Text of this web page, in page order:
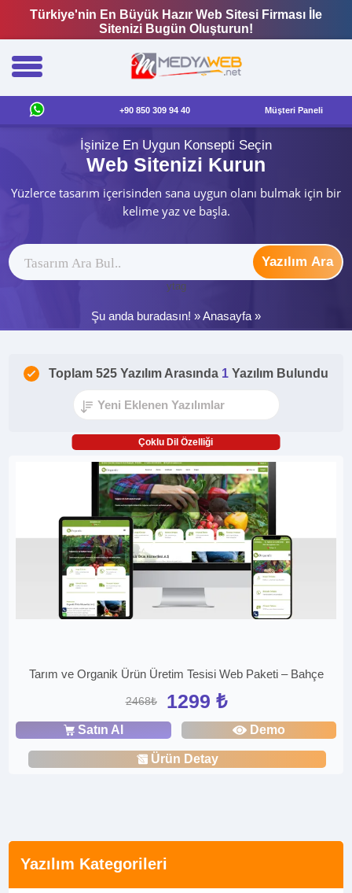
Türkiye'nin En Büyük Hazır Web Sitesi Firması İle
Sitenizi Bugün Oluşturun!
+90 850 309 94 40 Müşteri Paneli
İşinize En Uygun Konsepti Seçin
Web Sitenizi Kurun
Yüzlerce tasarım içerisinden sana uygun olanı bulmak için bir
kelime yaz ve başla.
Yazılım Ara
ytag
Şu anda buradasın! »Anasayfa »
Yazılım Kategorileri
Toplam 525 Yazılım Arasında 1 Yazılım Bulundu
Çoklu Dil Özelliği
Tarım ve Organik Ürün Üretim Tesisi Web Paketi – Bahçe
2468₺ 1299 ₺
Satın Al Demo
Ürün Detay